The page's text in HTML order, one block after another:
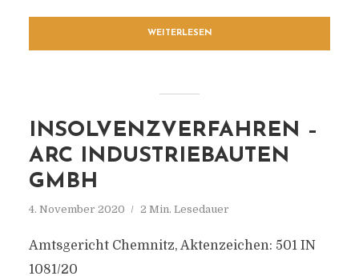
WEITERLESEN
INSOLVENZVERFAHREN –
ARC INDUSTRIEBAUTEN
GMBH
4. November 2020 2 Min. Lesedauer
Amtsgericht Chemnitz, Aktenzeichen: 501 IN
1081/20